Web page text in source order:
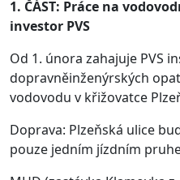
1. ČÁST: Práce na
investor PVS
Od 1. února zahajuje PVS
dopravněinženýrských
vodovodu v křižovatce
Doprava: Plzeňská ulice
pouze jedním jízdním